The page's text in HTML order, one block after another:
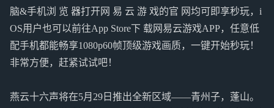
脑&手机浏 览 器打开网 易 云 游 戏的官 网均可即享秒玩，i
OS用户也可以前往App Store下 载网易云游戏APP，任意低
配手机都能畅享1080p60帧顶级游戏画质，一键开始秒玩！
非常方便，赶紧试试吧！
燕云十六声将在5月29日推出全新区域——青州子，蓬山。